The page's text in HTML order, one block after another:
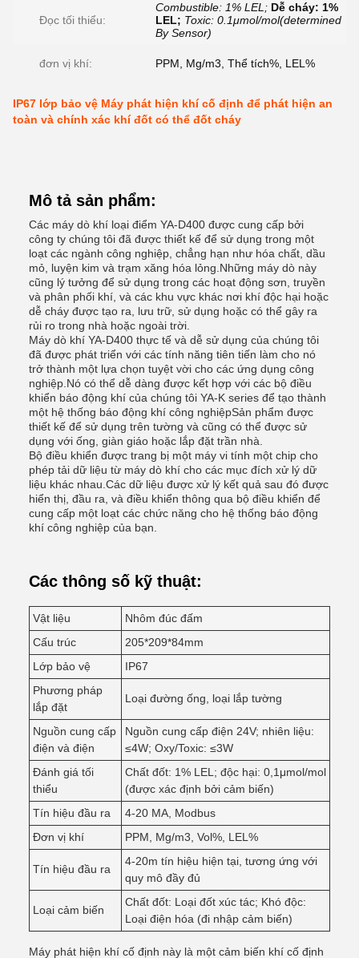
Đọc tối thiểu:
Combustible: 1% LEL; Dễ cháy: 1%
LEL; Toxic: 0.1μmol/mol(determined
By Sensor)
đơn vị khí: PPM, Mg/m3, Thể tích%, LEL%
IP67 lớp bảo vệ Máy phát hiện khí cố định để phát hiện an
toàn và chính xác khí đốt có thể đốt cháy
Mô tả sản phẩm:
Các máy dò khí loại điểm YA-D400 được cung cấp bởi
công ty chúng tôi đã được thiết kế để sử dụng trong một
loạt các ngành công nghiệp, chẳng hạn như hóa chất, dầu
mỏ, luyện kim và trạm xăng hóa lỏng.Những máy dò này
cũng lý tưởng để sử dụng trong các hoạt động sơn, truyền
và phân phối khí, và các khu vực khác nơi khí độc hại hoặc
dễ cháy được tạo ra, lưu trữ, sử dụng hoặc có thể gây ra
rủi ro trong nhà hoặc ngoài trời.
Máy dò khí YA-D400 thực tế và dễ sử dụng của chúng tôi
đã được phát triển với các tính năng tiên tiến làm cho nó
trở thành một lựa chọn tuyệt vời cho các ứng dụng công
nghiệp.Nó có thể dễ dàng được kết hợp với các bộ điều
khiển báo động khí của chúng tôi YA-K series để tạo thành
một hệ thống báo động khí công nghiệpSản phẩm được
thiết kế để sử dụng trên tường và cũng có thể được sử
dụng với ống, giàn giáo hoặc lắp đặt trần nhà.
Bộ điều khiển được trang bị một máy vi tính một chip cho
phép tải dữ liệu từ máy dò khí cho các mục đích xử lý dữ
liệu khác nhau.Các dữ liệu được xử lý kết quả sau đó được
hiển thị, đầu ra, và điều khiển thông qua bộ điều khiển để
cung cấp một loạt các chức năng cho hệ thống báo động
khí công nghiệp của bạn.
Các thông số kỹ thuật:
Vật liệu
Nhôm đúc đấm
Cấu trúc
205*209*84mm
Lớp bảo vệ
IP67
Phương pháp
lắp đặt
Loại đường ống, loại lắp tường
Nguồn cung cấp
điện và điện
Nguồn cung cấp điện 24V; nhiên liệu:
≤4W; Oxy/Toxic: ≤3W
Đánh giá tối
thiểu
Chất đốt: 1% LEL; độc hại: 0,1μmol/mol
(được xác định bởi cảm biến)
Tín hiệu đầu ra
4-20 MA, Modbus
Đơn vị khí
PPM, Mg/m3, Vol%, LEL%
Tín hiệu đầu ra
4-20m tín hiệu hiện tại, tương ứng với
quy mô đầy đủ
Loại cảm biến
Chất đốt: Loại đốt xúc tác; Khó độc:
Loại điện hóa (đi nhập cảm biến)
Máy phát hiện khí cố định này là một cảm biến khí cố định